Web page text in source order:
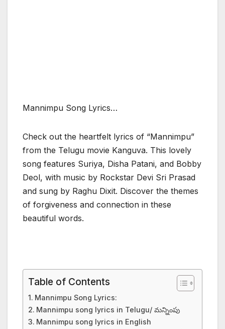
Mannimpu Song Lyrics…
Check out the heartfelt lyrics of “Mannimpu”
from the Telugu movie Kanguva. This lovely
song features Suriya, Disha Patani, and Bobby
Deol, with music by Rockstar Devi Sri Prasad
and sung by Raghu Dixit. Discover the themes
of forgiveness and connection in these
beautiful words.
Table of Contents
Mannimpu Song Lyrics:
Mannimpu song lyrics in Telugu/ మన్నింపు
Mannimpu song lyrics in English